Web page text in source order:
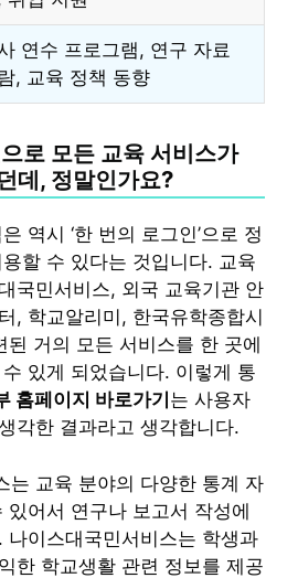
연수 프로그램, 연구 자료
, 교육 정책 동향
로 모든 교육 서비스가
데, 정말인가요?
역시 ‘한 번의 로그인’으로 정
할 수 있다는 것입니다. 교육
국민서비스, 외국 교육기관 안
, 학교알리미, 한국유학종합시
된 거의 모든 서비스를 한 곳에
있게 되었습니다. 이렇게 통
홈페이지 바로가기 는 사용자
각한 결과라고 생각합니다.
는 교육 분야의 다양한 통계 자
있어서 연구나 보고서 작성에
나이스대국민서비스는 학생과
한 학교생활 관련 정보를 제공